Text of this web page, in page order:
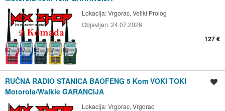
Lokacija:Vrgorac, Veliki Prolog
Objavljen:24.07.2026.
127 €
RUČNA RADIO STANICA BAOFENG 5 Kom VOKI TOKI
Motorola/Walkie GARANCIJA
Lokacija:Vrgorac, Vrgorac